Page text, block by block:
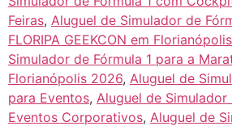
Feiras, Aluguel de Simulador de
FLORIPA GEEKCON em
Simulador de Fórmula 1 para a
Florianópolis 2026, Aluguel de
para Eventos, Aluguel de Simulador
Eventos Corporativos, Aluguel de